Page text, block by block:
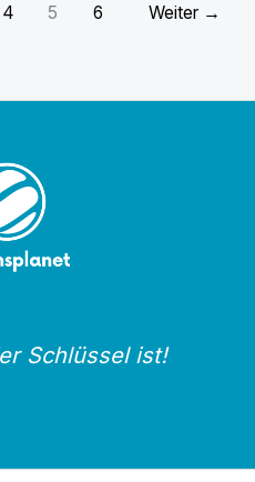
4 5 6 Weiter →
Schlüssel ist!